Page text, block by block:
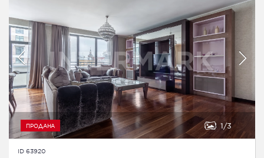
ПРОДАНА 1 3
ID 63920